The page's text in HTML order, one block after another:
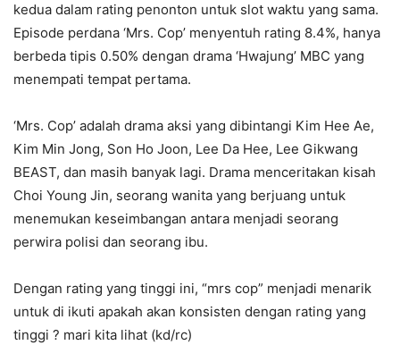
kedua dalam rating penonton untuk slot waktu yang sama.
Episode perdana ‘Mrs. Cop’ menyentuh rating 8.4%, hanya
berbeda tipis 0.50% dengan drama ‘Hwajung’ MBC yang
menempati tempat pertama.
‘Mrs. Cop’ adalah drama aksi yang dibintangi Kim Hee Ae,
Kim Min Jong, Son Ho Joon, Lee Da Hee, Lee Gikwang
BEAST, dan masih banyak lagi. Drama menceritakan kisah
Choi Young Jin, seorang wanita yang berjuang untuk
menemukan keseimbangan antara menjadi seorang
perwira polisi dan seorang ibu.
Dengan rating yang tinggi ini, “mrs cop” menjadi menarik
untuk di ikuti apakah akan konsisten dengan rating yang
tinggi ? mari kita lihat (kd/rc)